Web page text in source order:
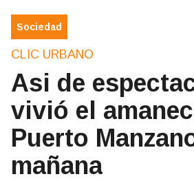
Sociedad
CLIC URBANO
Asi de
vivió el
Puerto
mañana